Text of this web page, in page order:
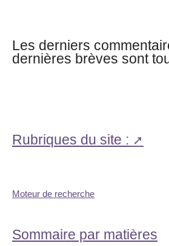
Les derniers
dernières brèves sont
Rubriques du site :
Moteur de recherche
Sommaire par matières